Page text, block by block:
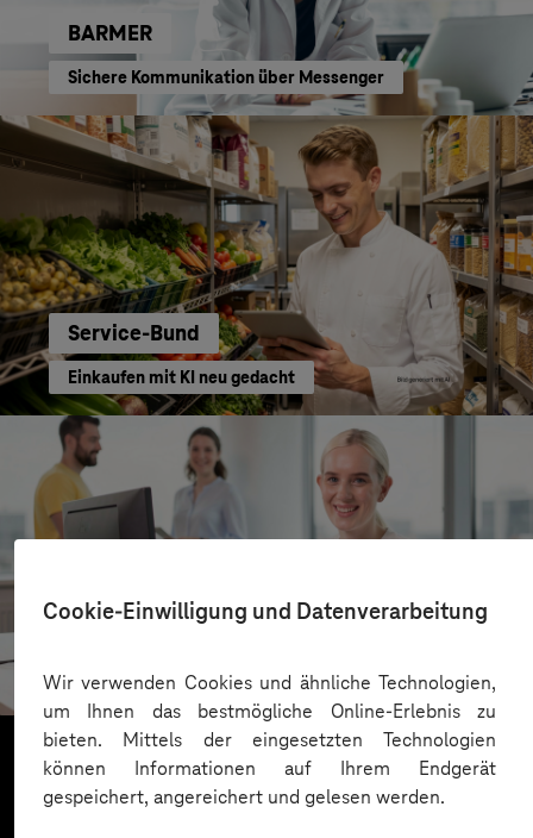
Cookie-Einwilligung und Datenverarbeitung
Wir verwenden Cookies und ähnliche Technologien,
um Ihnen das bestmögliche Online-Erlebnis zu
bieten. Mittels der eingesetzten Technologien
können Informationen auf Ihrem Endgerät
gespeichert, angereichert und gelesen werden.
BARMER
Sichere Kommunikation über Messenger
Service-Bund
Einkaufen mit KI neu gedacht
Kreis Bergstraße
KI für moderne Verwaltung
Mehr laden